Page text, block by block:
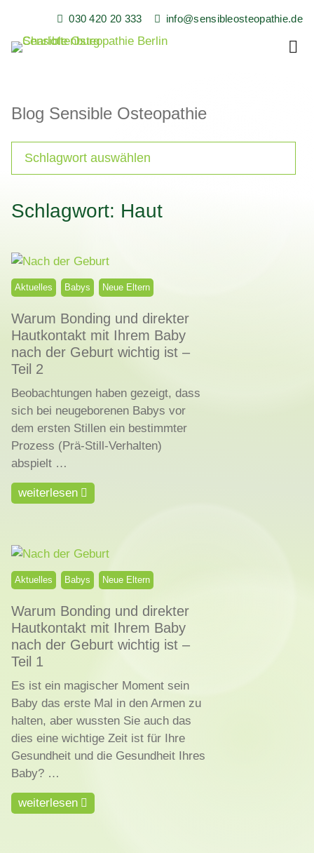
content
030 420 20 333 info@sensibleosteopathie.de
Heilpraxis, Florian
Buchmüller
Blog Sensible Osteopathie
Schlagwort: Haut
Aktuelles Babys Neue Eltern
Warum Bonding und direkter
Hautkontakt mit Ihrem Baby
nach der Geburt wichtig ist –
Teil 2
Beobachtungen haben gezeigt, dass
sich bei neugeborenen Babys vor
dem ersten Stillen ein bestimmter
Prozess (Prä-Still-Verhalten)
abspielt …
weiterlesen
Aktuelles Babys Neue Eltern
Warum Bonding und direkter
Hautkontakt mit Ihrem Baby
nach der Geburt wichtig ist –
Teil 1
Es ist ein magischer Moment sein
Baby das erste Mal in den Armen zu
halten, aber wussten Sie auch das
dies eine wichtige Zeit ist für Ihre
Gesundheit und die Gesundheit Ihres
Baby? …
weiterlesen